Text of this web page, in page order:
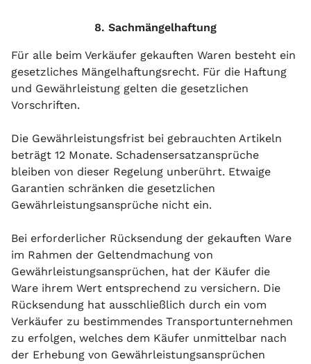
8. Sachmängelhaftung
Für alle beim Verkäufer gekauften Waren besteht ein
gesetzliches Mängelhaftungsrecht. Für die Haftung
und Gewährleistung gelten die gesetzlichen
Vorschriften.
Die Gewährleistungsfrist bei gebrauchten Artikeln
beträgt 12 Monate. Schadensersatzansprüche
bleiben von dieser Regelung unberührt. Etwaige
Garantien schränken die gesetzlichen
Gewährleistungsansprüche nicht ein.
Bei erforderlicher Rücksendung der gekauften Ware
im Rahmen der Geltendmachung von
Gewährleistungsansprüchen, hat der Käufer die
Ware ihrem Wert entsprechend zu versichern. Die
Rücksendung hat ausschließlich durch ein vom
Verkäufer zu bestimmendes Transportunternehmen
zu erfolgen, welches dem Käufer unmittelbar nach
der Erhebung von Gewährleistungsansprüchen